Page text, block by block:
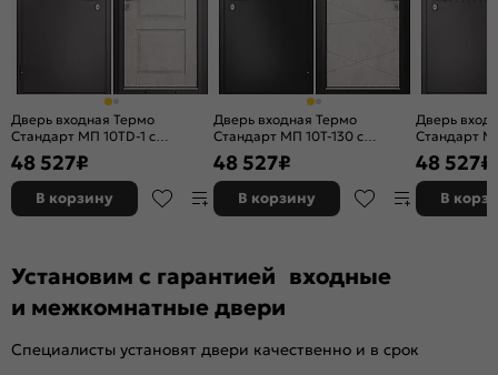
Дверь входная Термо
Стандарт МП 10TD-1 с
терморазрывом Шоколад
букле/Бетон бежевый, 2
замка, с ночной задвижкой
48 527₽
В корзину
Дверь входная Термо
Стандарт МП 10T-130 с
терморазрывом Антрацит
букле/Бетон бежевый, 2
замка, с ночной задвижкой
48 527₽
В корзину
Дверь
Стандарт
букле/
замка, с
48 527₽
В
Установим с гарантией входные
и межкомнатные двери
Специалисты установят двери качественно и в срок